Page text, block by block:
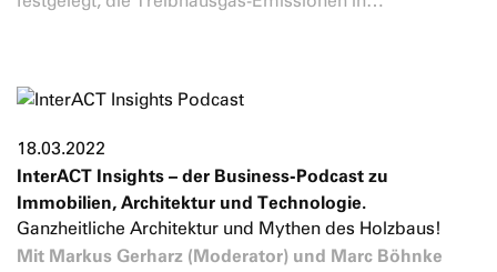
18.03.2022
InterACT Insights – der Business-Podcast zu
Immobilien, Architektur und Technologie.
Ganzheitliche Architektur und Mythen des Holzbaus!
Mit Markus Gerharz (Moderator) und Marc Böhnke